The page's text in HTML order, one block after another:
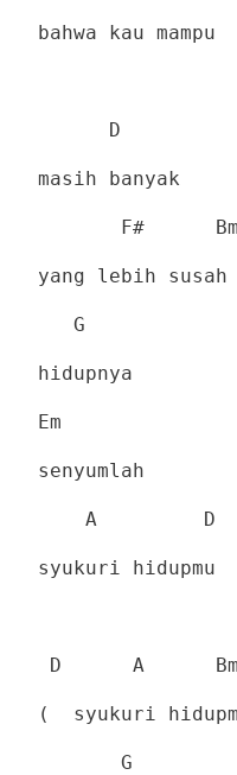
bahwa kau mampu
D
masih banyak
F# Bm
yang lebih susah
G
hidupnya
Em
senyumlah
A D
syukuri hidupmu
D A Bm
( syukuri
G